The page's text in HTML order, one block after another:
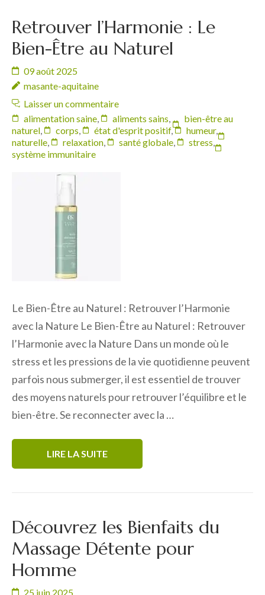
Retrouver l’Harmonie : Le
Bien-Être au Naturel
09 août 2025
masante-aquitaine
Laisser un commentaire
alimentation saine
aliments sains
bien-être au
naturel
corps état d'esprit positif, humeur,
naturelle
relaxation santé globale stress
système immunitaire
Le Bien-Être au Naturel : Retrouver l’Harmonie
avec la Nature Le Bien-Être au Naturel : Retrouver
l’Harmonie avec la Nature Dans un monde où le
stress et les pressions de la vie quotidienne peuvent
parfois nous submerger, il est essentiel de trouver
des moyens naturels pour retrouver l’équilibre et le
bien-être. Se reconnecter avec la …
LIRE LA SUITE
Découvrez les Bienfaits du
Massage Détente pour
Homme
25 juin 2025